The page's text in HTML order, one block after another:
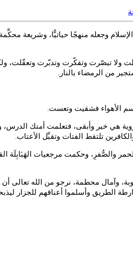
منهجًا حياتيًّا، وشريعة محكَّمة في
تبصّرت وتفكّرت وتدبّرت وتعقّلت،
من الرمضاء بالنار.
خير وأبقى، فتعلمت أمتك الدرس،
تلتقط الفتات وتقبِّل الأعتاب.
والصُّفرِ، وحكمت مرجعيات الهَبَابِلَة
محطمة، نرجو من الله تعالى أن
الطريق وأسلموا أعناقهم للجزار